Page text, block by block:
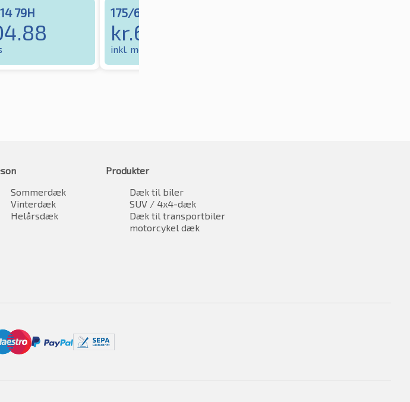
79H 175/60R14 79H
kr.636.23
inkl. moms
Sommerdæk
Vinterdæk
Helårsdæk
Produkter
Dæk til biler
SUV / 4x4-dæk
Dæk til transportbiler
motorcykel dæk